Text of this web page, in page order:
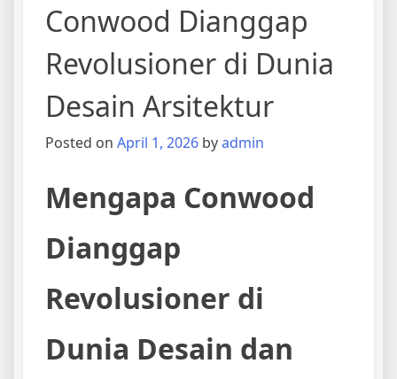
Conwood Dianggap
Revolusioner di Dunia
Desain Arsitektur
Posted on April 1, 2026 byadmin
Mengapa Conwood
Dianggap
Revolusioner di
Dunia Desain dan